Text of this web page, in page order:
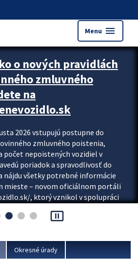
Menu menu
upútavok
o nových pravidlách
zmluvného
na
2026 vstupujú postupne do
zmluvného poistenia,
počet nepoistených vozidiel v
poriadok a spravodlivosť do
nájdu všetky potrebné informácie
mieste – novom oficiálnom portáli
, ktorý vznikol v spolupráci
a Ministerstva vnútra SR.
pause_presentation
Okresné úrady